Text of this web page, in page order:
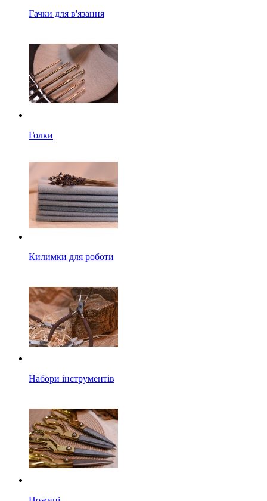
Гачки для в'язання
Голки
Килимки для роботи
Набори інструментів